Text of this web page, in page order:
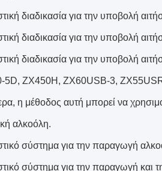
διαδικασία για την υποβολή
διαδικασία για την υποβολή
διαδικασία για την υποβολή
5D, ZX450H, ZX60USB-3,
η μέθοδος αυτή μπορεί να
αλκοόλη.
σύστημα για την παραγωγή
σύστημα για την παραγωγή